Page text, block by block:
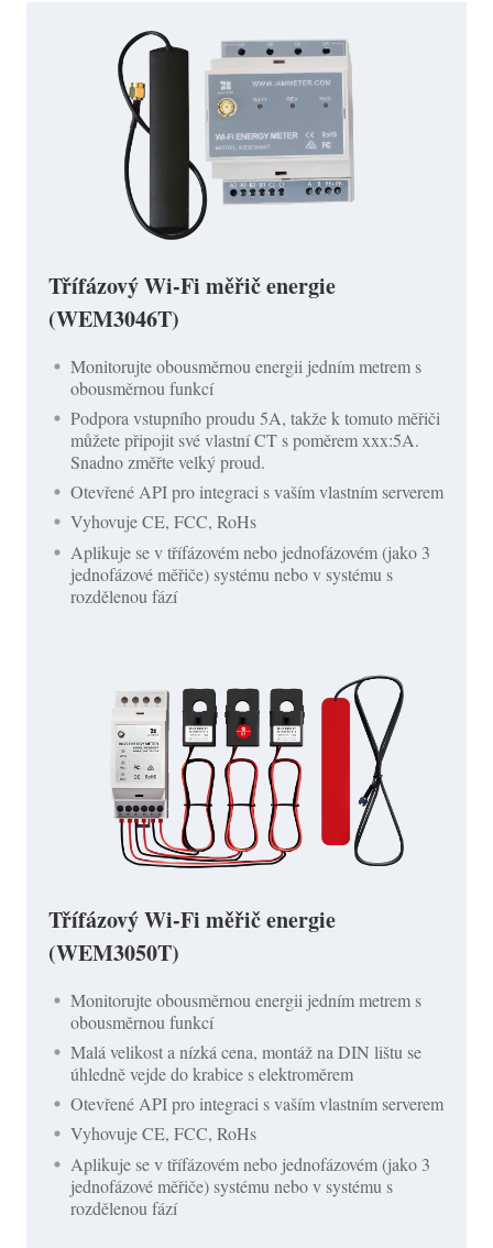
Třífázový Wi-Fi měřič energie
(WEM3046T)
Monitorujte obousměrnou energii jedním metrem s
obousměrnou funkcí
Podpora vstupního proudu 5A, takže k tomuto měřiči
můžete připojit své vlastní CT s poměrem xxx:5A.
Snadno změřte velký proud.
Otevřené API pro integraci s vaším vlastním serverem
Vyhovuje CE, FCC, RoHs
Aplikuje se v třífázovém nebo jednofázovém (jako 3
jednofázové měřiče) systému nebo v systému s
rozdělenou fází
Třífázový Wi-Fi měřič energie
(WEM3050T)
Monitorujte obousměrnou energii jedním metrem s
obousměrnou funkcí
Malá velikost a nízká cena, montáž na DIN lištu se
úhledně vejde do krabice s elektroměrem
Otevřené API pro integraci s vaším vlastním serverem
Vyhovuje CE, FCC, RoHs
Aplikuje se v třífázovém nebo jednofázovém (jako 3
jednofázové měřiče) systému nebo v systému s
rozdělenou fází